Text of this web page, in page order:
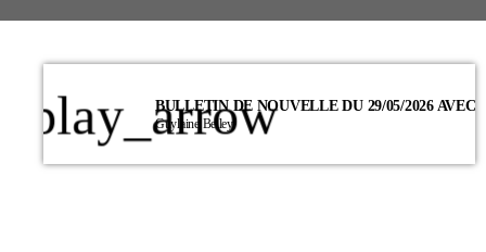
play_arrow
Guylaine Belley